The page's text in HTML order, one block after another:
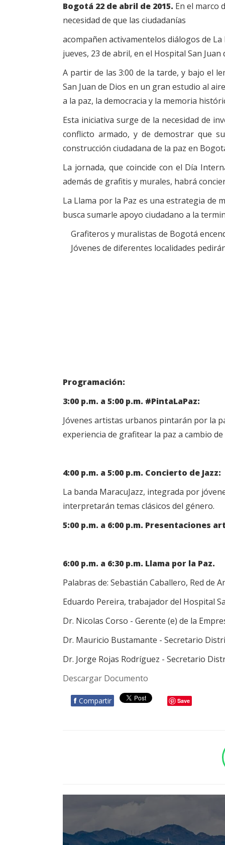
Bogotá 22 de abril de 2015. En el marco
necesidad de que las ciudadanías
acompañen activamentelos diálogos de
jueves, 23 de abril, en el Hospital San Juan
A partir de las 3:00 de la tarde, y bajo el
San Juan de Dios en un gran estudio al
a la paz, la democracia y la memoria
Esta iniciativa surge de la necesidad de
conflicto armado, y de demostrar que
construcción ciudadana de la paz en
La jornada, que coincide con el Día
además de grafitis y murales, habrá
La Llama por la Paz es una estrategia de
busca sumarle apoyo ciudadano a la
Grafiteros y muralistas de Bogotá
Jóvenes de diferentes localidades
Programación:
3:00 p.m. a 5:00 p.m. #PintaLaPaz:
Jóvenes artistas urbanos pintarán por la
experiencia de grafitear la paz a cambio
4:00 p.m. a 5:00 p.m. Concierto de Jazz:
La banda MaracuJazz, integrada por
interpretarán temas clásicos del género.
5:00 p.m. a 6:00 p.m. Presentaciones
6:00 p.m. a 6:30 p.m. Llama por la Paz.
Palabras de: Sebastián Caballero, Red de
Eduardo Pereira, trabajador del Hospital
Dr. Nicolas Corso - Gerente (e) de la
Dr. Mauricio Bustamante - Secretario
Dr. Jorge Rojas Rodríguez - Secretario
Descargar Documento
f Compartir Save